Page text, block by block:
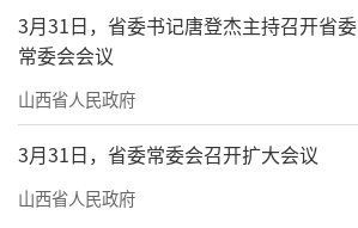
3月31日，省委书记唐登杰主持召开省委
常委会会议
山西省人民政府
3月31日，省委常委会召开扩大会议
山西省人民政府